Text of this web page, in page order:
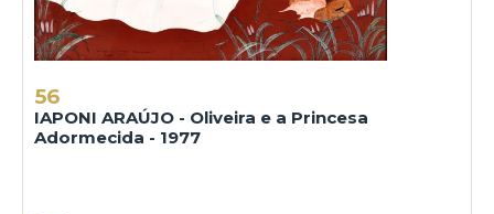
56
IAPONI ARAÚJO - Oliveira e a Princesa
Adormecida - 1977